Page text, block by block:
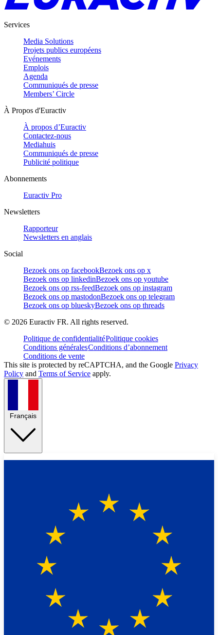
Services
Media Solutions
Projets publics européens
Evénements
Emplois
Agenda
Communiqués de presse
Members’ Circle
À Propos d'Euractiv
À propos d’Euractiv
Contactez-nous
Mediahuis
Communiqués de presse
Publicité politique
Abonnements
Euractiv Pro
Newsletters
Rapporteur
Newsletters en anglais
Social
Bezoek ons op facebookBezoek ons op x
Bezoek ons op linkedinBezoek ons op youtube
Bezoek ons op rss-feedBezoek ons op instagram
Bezoek ons op mastodonBezoek ons op telegram
Bezoek ons op blueskyBezoek ons op threads
© 2026 Euractiv FR. All rights reserved.
Politique de confidentialitéPolitique cookies
Conditions généralesConditions d’abonnement
Conditions de vente
This site is protected by reCAPTCHA, and the Google Privacy
Policy and Terms of Service apply.
Français